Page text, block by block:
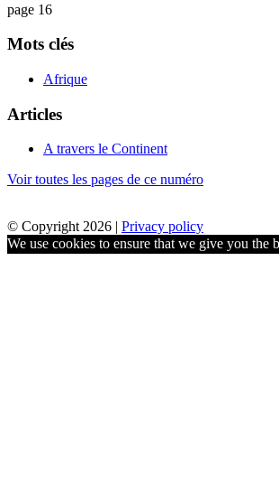
page 16
Mots clés
Afrique
Articles
A travers le Continent
Voir toutes les pages de ce numéro
© Copyright 2026 | Privacy policy
We use cookies to ensure that we give you